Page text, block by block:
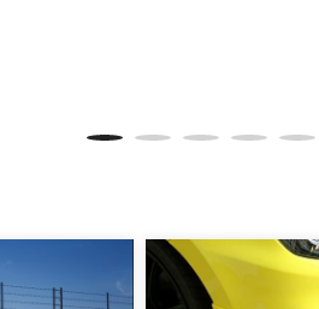
商品やカラー等、お間違い無い
所止めができないことがあるこ
止めが不可の場合がございます。